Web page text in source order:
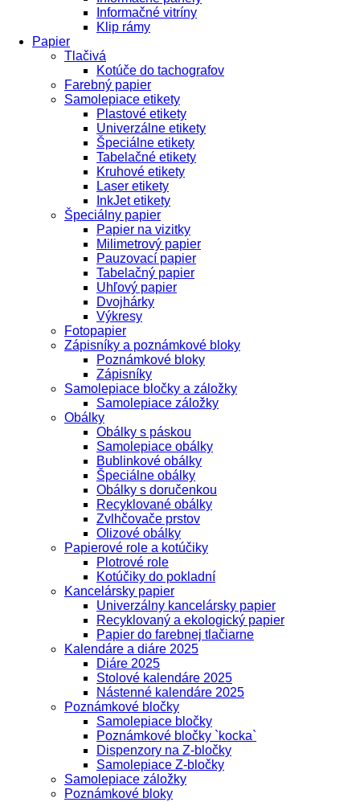
Informačné vitríny
Klip rámy
Papier
Tlačivá
Kotúče do tachografov
Farebný papier
Samolepiace etikety
Plastové etikety
Univerzálne etikety
Špeciálne etikety
Tabelačné etikety
Kruhové etikety
Laser etikety
InkJet etikety
Špeciálny papier
Papier na vizitky
Milimetrový papier
Pauzovací papier
Tabelačný papier
Uhľový papier
Dvojhárky
Výkresy
Fotopapier
Zápisníky a poznámkové bloky
Poznámkové bloky
Zápisníky
Samolepiace bločky a záložky
Samolepiace záložky
Obálky
Obálky s páskou
Samolepiace obálky
Bublinkové obálky
Špeciálne obálky
Obálky s doručenkou
Recyklované obálky
Zvlhčovače prstov
Olizové obálky
Papierové role a kotúčiky
Plotrové role
Kotúčiky do pokladní
Kancelársky papier
Univerzálny kancelársky papier
Recyklovaný a ekologický papier
Papier do farebnej tlačiarne
Kalendáre a diáre 2025
Diáre 2025
Stolové kalendáre 2025
Nástenné kalendáre 2025
Poznámkové bločky
Samolepiace bločky
Poznámkové bločky `kocka`
Dispenzory na Z-bločky
Samolepiace Z-bločky
Samolepiace záložky
Poznámkové bloky